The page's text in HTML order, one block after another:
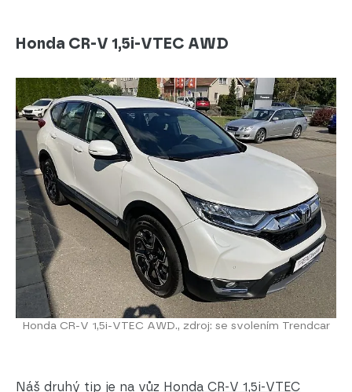
Honda CR-V 1,5i-VTEC AWD
Honda CR-V 1,5i-VTEC AWD., zdroj: se svolením Trendcar
Náš druhý tip je na vůz Honda CR-V 1,5i-VTEC